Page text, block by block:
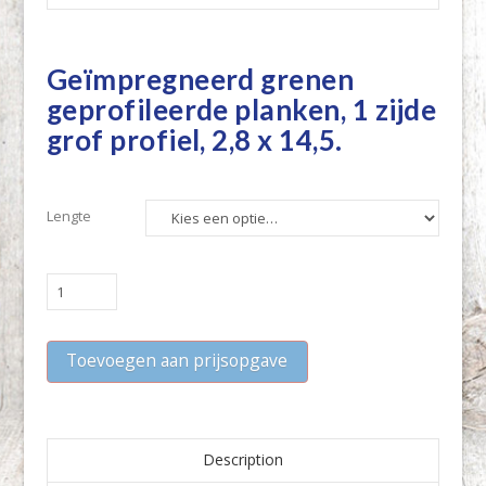
Geïmpregneerd grenen
geprofileerde planken, 1 zijde
grof profiel, 2,8 x 14,5.
Lengte
Geïmpregneerd
grenen
planken,
1
Toevoegen aan prijsopgave
Description